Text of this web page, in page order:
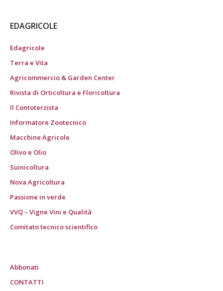
EDAGRICOLE
Edagricole
Terra e Vita
Agricommercio & Garden Center
Rivista di Orticoltura e Floricoltura
Il Contoterzista
Informatore Zootecnico
Macchine Agricole
Olivo e Olio
Suinicoltura
Nova Agricoltura
Passione in verde
VVQ – Vigne Vini e Qualità
Comitato tecnico scientifico
Abbonati
CONTATTI